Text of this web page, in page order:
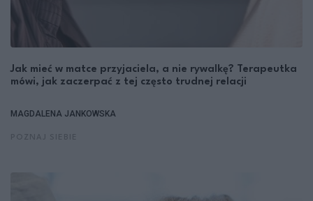
Jak mieć w matce przyjaciela, a nie rywalkę? Terapeutka
mówi, jak zaczerpać z tej często trudnej relacji
MAGDALENA JANKOWSKA